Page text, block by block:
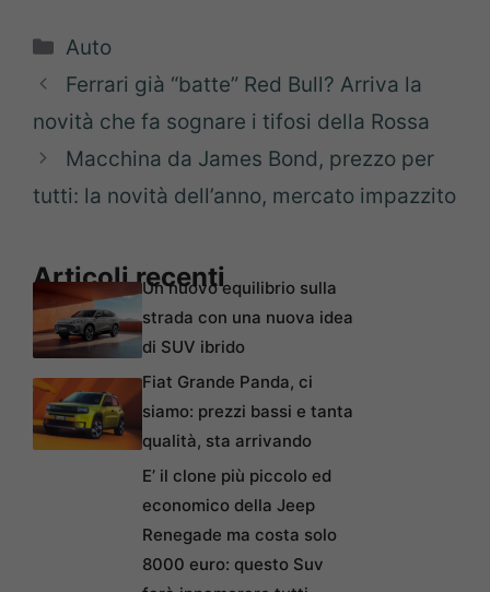
Categorie
Auto
Ferrari già “batte” Red Bull? Arriva la
novità che fa sognare i tifosi della Rossa
Macchina da James Bond, prezzo per
tutti: la novità dell’anno, mercato impazzito
Articoli recentiUn nuovo equilibrio sulla
strada con una nuova idea
di SUV ibrido
Fiat Grande Panda, ci
siamo: prezzi bassi e tanta
qualità, sta arrivando
E’ il clone più piccolo ed
economico della Jeep
Renegade ma costa solo
8000 euro: questo Suv